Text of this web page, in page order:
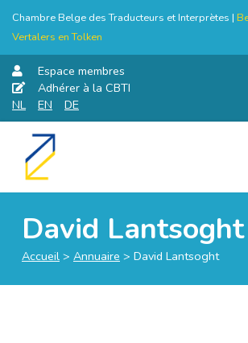
Chambre Belge des Traducteurs et Interprètes |
Vertalers en Tolken
Espace membres
Adhérer à la CBTI
NL
EN DE
Aller
David Lantsoght
Accueil > Annuaire > David Lantsoght